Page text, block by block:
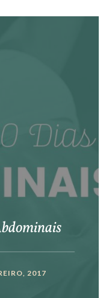
2017